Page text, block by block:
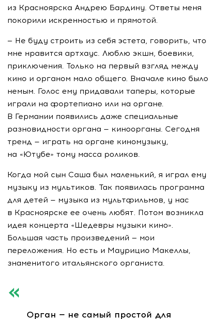
из Красноярска Андрею Бардину. Ответы меня
покорили искренностью и прямотой.
— Не буду строить из себя эстета, говорить, что
мне нравится артхаус. Люблю экшн, боевики,
приключения. Только на первый взгляд между
кино и органом мало общего. Вначале кино было
немым. Голос ему придавали таперы, которые
играли на фортепиано или на органе.
В Германии появились даже специальные
разновидности органа — киноорганы. Сегодня
тренд — играть на органе киномузыку,
на «Ютубе» тому масса роликов.
Когда мой сын Саша был маленький, я играл ему
музыку из мультиков. Так появилась программа
для детей — музыка из мультфильмов, у нас
в Красноярске ее очень любят. Потом возникла
идея концерта «Шедевры музыки кино».
Большая часть произведений — мои
переложения. Но есть и Маурицио Макеллы,
знаменитого итальянского органиста.
Орган — не самый простой для